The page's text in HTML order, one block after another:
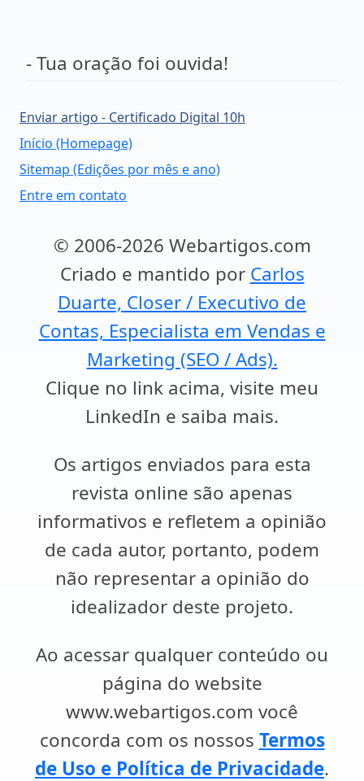
- Tua oração foi ouvida!
Enviar artigo - Certificado Digital 10h
Início (Homepage)
Sitemap (Edições por mês e ano)
Entre em contato
© 2006-2026 Webartigos.com
Criado e mantido por Carlos
Duarte, Closer / Executivo de
Contas, Especialista em Vendas e
Marketing (SEO / Ads).
Clique no link acima, visite meu
LinkedIn e saiba mais.
Os artigos enviados para esta
revista online são apenas
informativos e refletem a opinião
de cada autor, portanto, podem
não representar a opinião do
idealizador deste projeto.
Ao acessar qualquer conteúdo ou
página do website
www.webartigos.com você
concorda com os nossos Termos
de Uso e Política de Privacidade.